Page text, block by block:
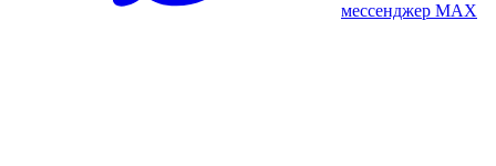
мессенджер MAX